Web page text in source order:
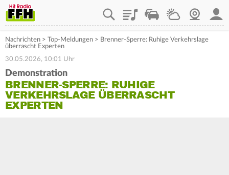
PlaylistStaupilotWetterWebcam
Nachrichten > Top-Meldungen > Brenner-Sperre: Ruhige Verkehrslage
überrascht Experten
30.05.2026, 10:01 Uhr
Demonstration
BRENNER-SPERRE: RUHIGE
VERKEHRSLAGE ÜBERRASCHT
EXPERTEN